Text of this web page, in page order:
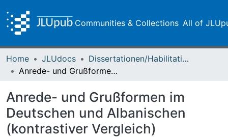
Communities & Collections All of
Home JLUdocs
Dissertationen/Habilitationen
Anrede- und Grußformen im Deutschen und Albanischen (kontrastiver Vergleich)
Anrede- und Grußformen im
Deutschen und Albanischen
(kontrastiver Vergleich)